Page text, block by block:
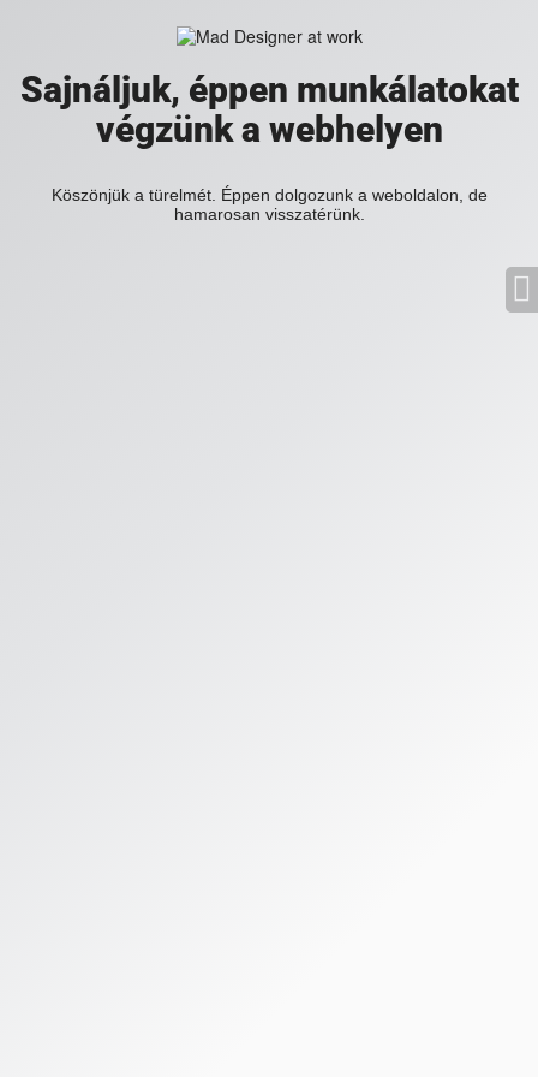
Sajnáljuk, éppen munkálatokat
végzünk a webhelyen
Köszönjük a türelmét. Éppen dolgozunk a weboldalon, de
hamarosan visszatérünk.